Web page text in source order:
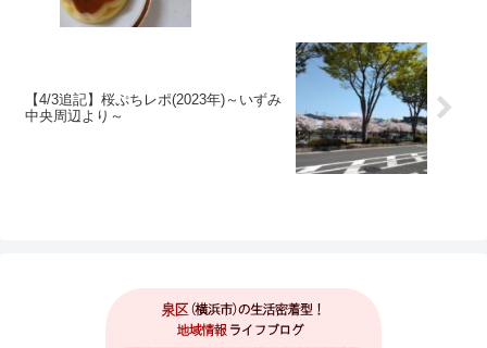
【4/3追記】桜ぷちレポ(2023年)～いずみ
中央周辺より～